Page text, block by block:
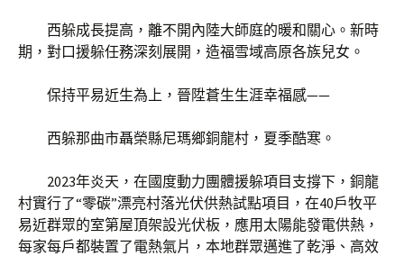
西躲成長提高，離不開內陸大師庭的暖和關心。新時
期，對口援躲任務深刻展開，造福雪域高原各族兒女。
保持平易近生為上，晉陞蒼生生涯幸福感——
西躲那曲市聶榮縣尼瑪鄉銅龍村，夏季酷寒。
2023年炎天，在國度動力團體援躲項目支撐下，銅龍
村實行了“零碳”漂亮村落光伏供熱試點項目，在40戶牧平
易近群眾的室第屋頂架設光伏板，應用太陽能發電供熱，
每家每戶都裝置了電熱氣片，本地群眾邁進了乾淨、高效